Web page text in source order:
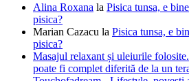
Alina Roxana la Pisica tunsa, e
pisica?
Marian Cazacu la Pisica tunsa, e
pisica?
Masajul relaxant și uleiurile
poate fi complet diferită de la un